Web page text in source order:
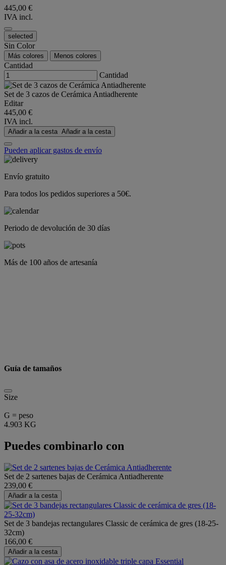
445,00 €
IVA incl.
selected
Sin Color
Más colores Menos colores
Cantidad
Cantidad
Set de 3 cazos de Cerámica Antiadherente
Editar
445,00 €
IVA incl.
Añadir a la cesta Añadir a la cesta
Pueden aplicar gastos de envío
Envío gratuito
Para todos los pedidos superiores a 50€.
Periodo de devolución de 30 días
Más de 100 años de artesanía
Guía de tamaños
Size
G = peso
4.903 KG
Puedes combinarlo con
Set de 2 sartenes bajas de Cerámica Antiadherente
239,00 €
Añadir a la cesta
Set de 3 bandejas rectangulares Classic de cerámica de gres (18-25-
32cm)
166,00 €
Añadir a la cesta